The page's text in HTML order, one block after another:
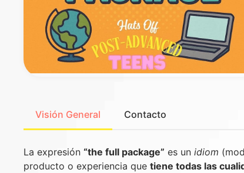
Visión General Contacto
La expresión “the full package” es un idiom
producto o experiencia que tiene todas las